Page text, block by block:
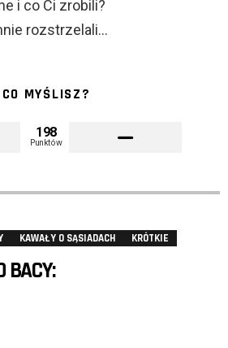
i co Ci zrobili?
rozstrzelali…
CO MYŚLISZ?
198
Punktów
KAWAŁY O SĄSIADACH KRÓTKIE
BACY: